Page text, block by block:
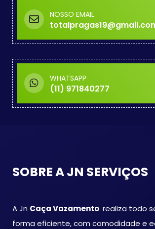
NOSSO EMAIL
WHATSAPP
(11) 971840277
SOBRE A JN SERVIÇOS
A Jn Caça Vazamento realiza todo
forma eficiente, com comodidade e